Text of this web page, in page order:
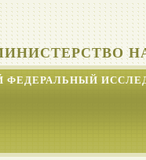
ФЕДЕРАЛЬНЫЙ